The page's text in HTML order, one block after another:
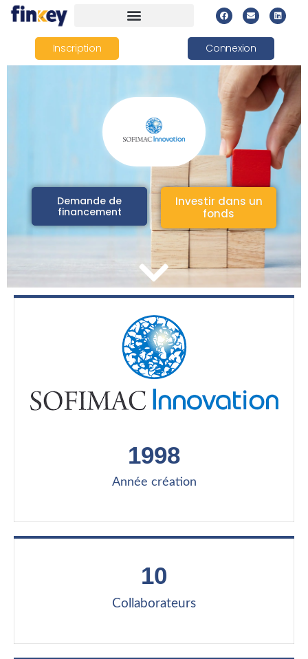
Inscription Connexion
Demande de
financement
Investir dans un
fonds
Année création
1998
Collaborateurs
10